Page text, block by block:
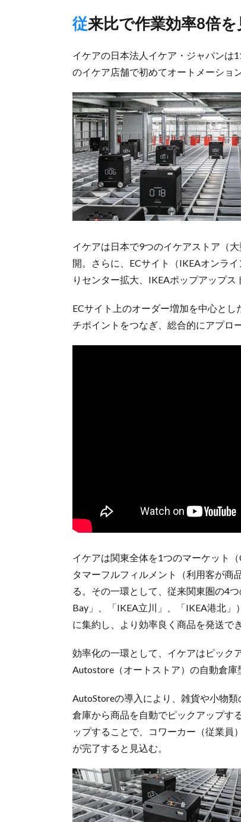
従来比で作業効率8倍
イケアの日本法人イケア・ジャパンは
のイケア店舗で初めてオートメーショ
イケアは日本で9つのイケアストア（
開。さらに、ECサイト（IKEAオンラ
りセンター拡大、IKEAポップアップス
ECサイト上のオーダー増加を中心と
チポイントをつなぎ、総合的にアプロ
イケアは関東全体を1つのマーケット
タマーフルフィルメント（利用客が商
る。その一環として、従来関東圏の4
Bay」、「IKEA立川」、「IKEA港北
に集約し、より効率良く商品を発送で
効率化の一環として、イケアはピック
Autostore（オートストア）の自動倉庫
AutoStoreの導入により、雑貨や小物
倉庫から商品を自動でピックアップす
ップすることで、コワーカー（従業員
が完了すると見込む。